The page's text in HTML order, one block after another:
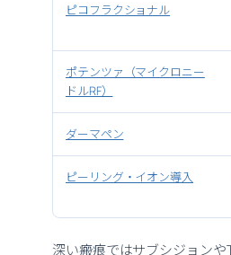
ピコフラクショナル
ポテンツァ（マイクロニー
ドルRF）
ダーマペン
ピーリング・イオン導入
深い瘢痕ではサブシジョンや